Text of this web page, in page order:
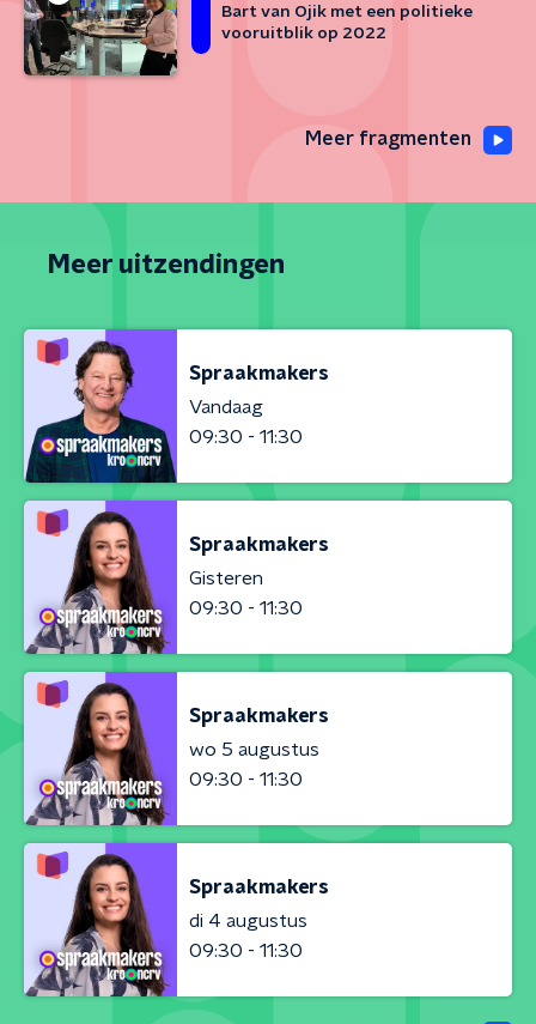
Bart van Ojik met een politieke
vooruitblik op 2022
Meer fragmenten
Meer uitzendingen
Spraakmakers
Vandaag
09:30 - 11:30
Spraakmakers
Gisteren
09:30 - 11:30
Spraakmakers
wo 5 augustus
09:30 - 11:30
Spraakmakers
di 4 augustus
09:30 - 11:30